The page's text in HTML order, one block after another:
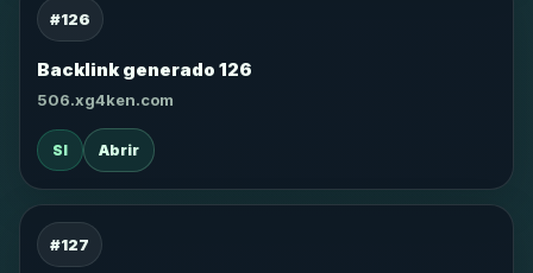
#126
Backlink generado 126
506.xg4ken.com
SI Abrir
#127